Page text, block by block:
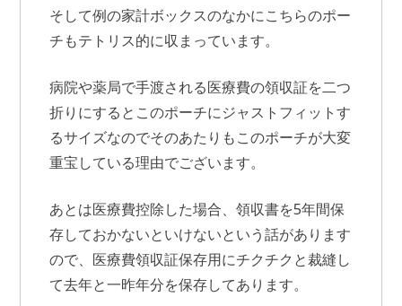
そして例の家計ボックスのなかにこちらのポー
チもテトリス的に収まっています。
病院や薬局で手渡される医療費の領収証を二つ
折りにするとこのポーチにジャストフィットす
るサイズなのでそのあたりもこのポーチが大変
重宝している理由でございます。
あとは医療費控除した場合、領収書を5年間保
存しておかないといけないという話があります
ので、医療費領収証保存用にチクチクと裁縫し
て去年と一昨年分を保存してあります。